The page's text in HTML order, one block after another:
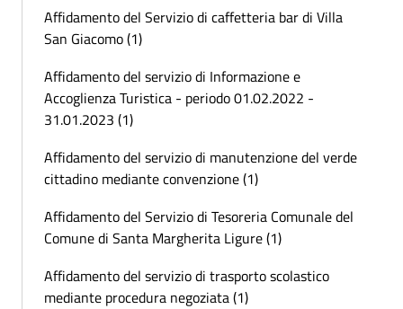
Affidamento del Servizio di caffetteria bar di Villa
San Giacomo (1)
Affidamento del servizio di Informazione e
Accoglienza Turistica - periodo 01.02.2022 -
31.01.2023 (1)
Affidamento del servizio di manutenzione del verde
cittadino mediante convenzione (1)
Affidamento del Servizio di Tesoreria Comunale del
Comune di Santa Margherita Ligure (1)
Affidamento del servizio di trasporto scolastico
mediante procedura negoziata (1)